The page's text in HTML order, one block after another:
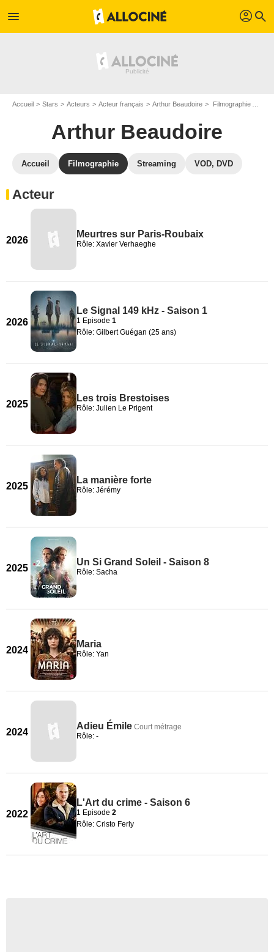
menu profil search
Accueil Stars Acteurs Acteur français Arthur Beaudoire Filmographie Arthur Beaudoire
Arthur Beaudoire
Accueil Filmographie Streaming VOD, DVD
Acteur
2026
Meurtres sur Paris-Roubaix
Rôle: Xavier Verhaeghe
2026
Le Signal 149 kHz - Saison 1
1 Episode 1
Rôle: Gilbert Guégan (25 ans)
2025
Les trois Brestoises
Rôle: Julien Le Prigent
2025
La manière forte
Rôle: Jérémy
2025
Un Si Grand Soleil - Saison 8
Rôle: Sacha
2024
Maria
Rôle: Yan
2024
Adieu Émile Court métrage
Rôle: -
2022
L'Art du crime - Saison 6
1 Episode 2
Rôle: Cristo Ferly